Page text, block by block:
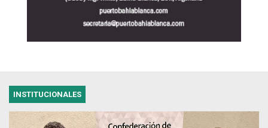
INSTITUCIONALES